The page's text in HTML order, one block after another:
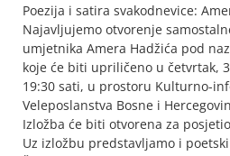
Poezija i satira svakodnevice:
Najavljujemo otvorenje
umjetnika Amera Hadžića pod
koje će biti upriličeno u četvrtak,
19:30 sati, u prostoru Kulturno-
Veleposlanstva Bosne i
Izložba će biti otvorena za
Uz izložbu predstavljamo i